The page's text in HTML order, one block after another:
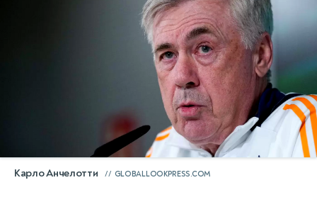
Карло Анчелотти GLOBALLOOKPRESS.COM